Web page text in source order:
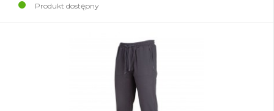
Produkt dostępny